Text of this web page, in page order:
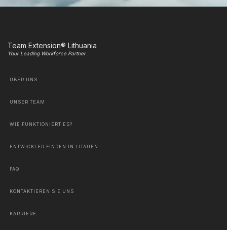
Team Extension® Lithuania
Your Leading Workforce Partner
ÜBER UNS
UNSER TEAM
WIE FUNKTIONIERT ES?
ENTWICKLER FINDEN IN LITAUEN
FAQ
KONTAKTIEREN SIE UNS
KARRIERE